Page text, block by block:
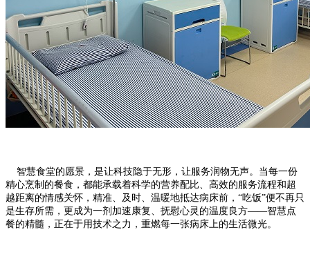
智慧食堂的愿景，是让科技隐于无形，让服务润物无声。当每一份
精心烹制的餐食，都能承载着科学的营养配比、高效的服务流程和超
越距离的情感关怀，精准、及时、温暖地抵达病床前，“吃饭”便不再只
是生存所需，更成为一剂加速康复、抚慰心灵的温度良方——智慧点
餐的精髓，正在于用技术之力，重燃每一张病床上的生活微光。